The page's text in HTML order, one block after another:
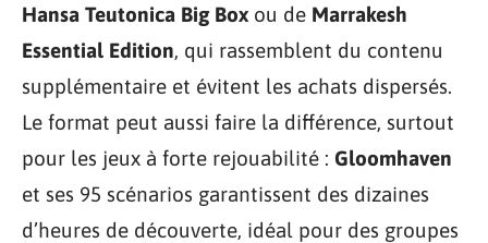
Hansa Teutonica Big Box ou de Marrakesh
Essential Edition, qui rassemblent du contenu
supplémentaire et évitent les achats dispersés.
Le format peut aussi faire la différence, surtout
pour les jeux à forte rejouabilité : Gloomhaven
et ses 95 scénarios garantissent des dizaines
d’heures de découverte, idéal pour des groupes